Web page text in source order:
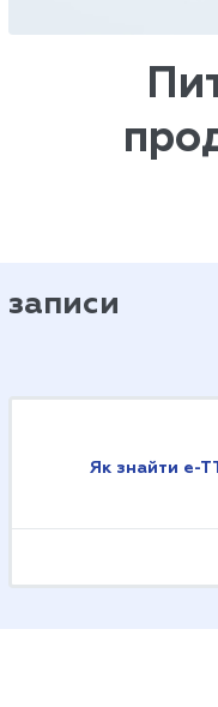
записи
Як знайти е-